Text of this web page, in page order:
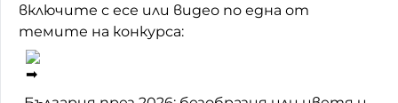
включите с есе или видео по една от
темите на конкурса: